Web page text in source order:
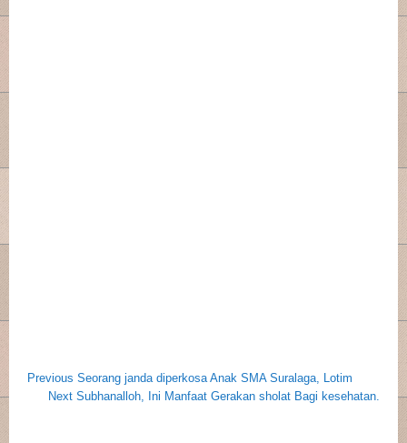
Post
navigation
Navigasi
pos
Previous Previous
Post:
Seorang janda diperkosa Anak SMA Suralaga, Lotim
Next Next
Subhanalloh, Ini Manfaat Gerakan sholat Bagi kesehatan.